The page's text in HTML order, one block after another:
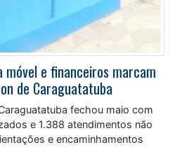
e financeiros marcam
de Caraguatatuba
fechou maio com
e 1.388 atendimentos não
e encaminhamentos